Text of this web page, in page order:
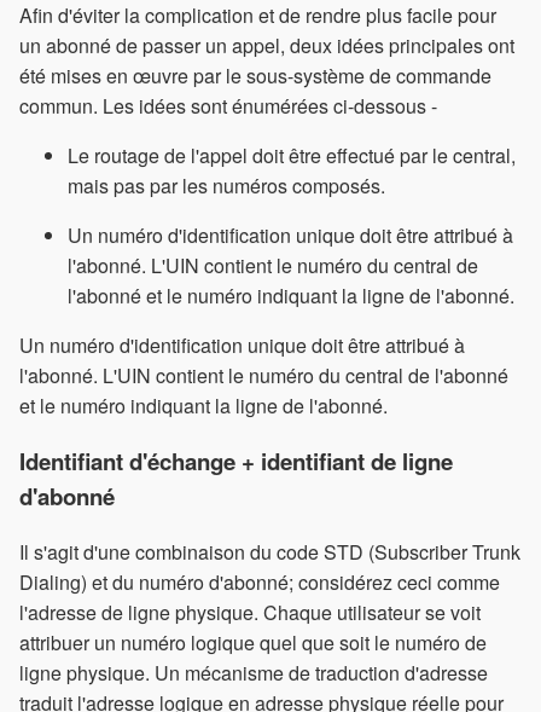
Afin d'éviter la complication et de rendre plus facile pour
un abonné de passer un appel, deux idées principales ont
été mises en œuvre par le sous-système de commande
commun. Les idées sont énumérées ci-dessous -
Le routage de l'appel doit être effectué par le central,
mais pas par les numéros composés.
Un numéro d'identification unique doit être attribué à
l'abonné. L'UIN contient le numéro du central de
l'abonné et le numéro indiquant la ligne de l'abonné.
Un numéro d'identification unique doit être attribué à
l'abonné. L'UIN contient le numéro du central de l'abonné
et le numéro indiquant la ligne de l'abonné.
Identifiant d'échange + identifiant de ligne
d'abonné
Il s'agit d'une combinaison du code STD (Subscriber Trunk
Dialing) et du numéro d'abonné; considérez ceci comme
l'adresse de ligne physique. Chaque utilisateur se voit
attribuer un numéro logique quel que soit le numéro de
ligne physique. Un mécanisme de traduction d'adresse
traduit l'adresse logique en adresse physique réelle pour